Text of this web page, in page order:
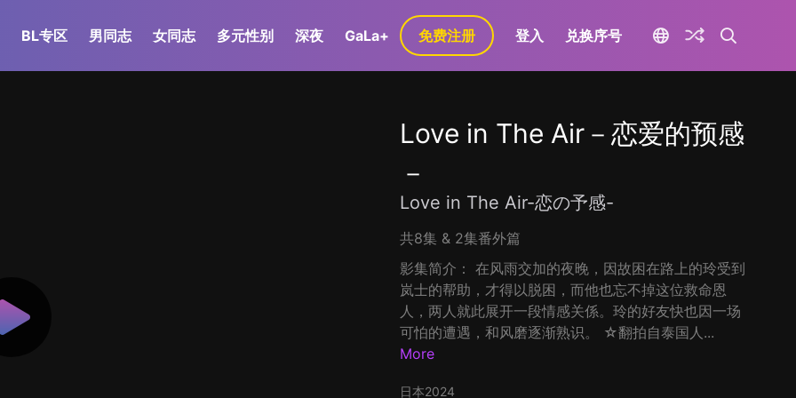
BL专区 男同志 女同志 多元性别 深夜 GaLa+ 免费注册 登入 兑换序号
Love in The Air－恋爱的预感
－
Love in The Air-恋の予感-
共8集 & 2集番外篇
影集简介： 在风雨交加的夜晚，因故困在路上的玲受到
岚士的帮助，才得以脱困，而他也忘不掉这位救命恩
人，两人就此展开一段情感关係。玲的好友快也因一场
可怕的遭遇，和风磨逐渐熟识。 ☆翻拍自泰国人...
More
日本2024